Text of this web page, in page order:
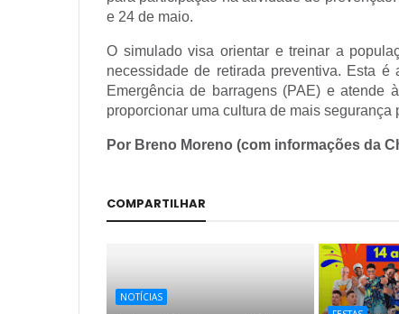
e 24 de maio.
O simulado visa orientar e treinar a
necessidade de retirada preventiva. Esta
Emergência de barragens (PAE) e atende
proporcionar uma cultura de mais
Por Breno Moreno (com informações da
COMPARTILHAR
NOTÍCIAS